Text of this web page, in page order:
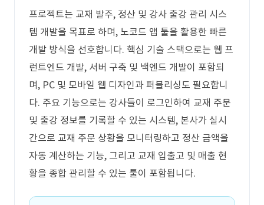
프로젝트는 교재 발주, 정산 및 강사 출강 관리 시스
템 개발을 목표로 하며, 노코드 앱 툴을 활용한 빠른
개발 방식을 선호합니다. 핵심 기술 스택으로는 웹 프
런트엔드 개발, 서버 구축 및 백엔드 개발이 포함되
며, PC 및 모바일 웹 디자인과 퍼블리싱도 필요합니
다. 주요 기능으로는 강사들이 로그인하여 교재 주문
및 출강 정보를 기록할 수 있는 시스템, 본사가 실시
간으로 교재 주문 상황을 모니터링하고 정산 금액을
자동 계산하는 기능, 그리고 교재 입출고 및 매출 현
황을 종합 관리할 수 있는 툴이 포함됩니다.